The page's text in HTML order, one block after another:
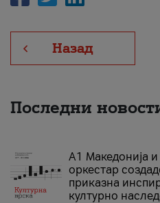
Назад
Последни
А1 Македонија
оркестар
приказна
културно